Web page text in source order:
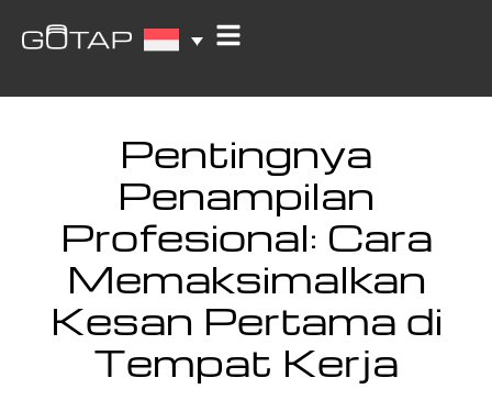
Pentingnya
Penampilan
Profesional: Cara
Memaksimalkan
Kesan Pertama di
Tempat Kerja